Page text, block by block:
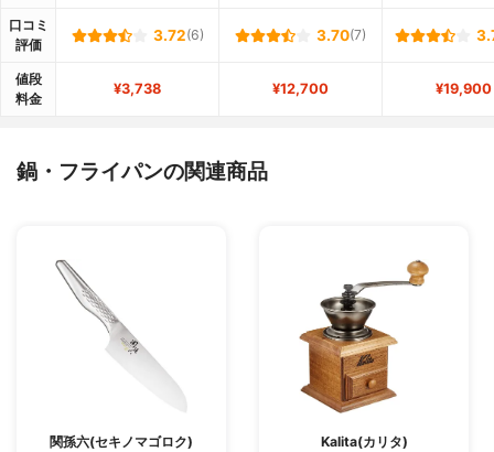
口コミ
評価
3.72(6) 3.70(7)
値段
料金
¥3,738 ¥12,700 ¥19,900
鍋・フライパンの関連商品
関孫六(セキノマゴロク)
Kalita(カリタ)